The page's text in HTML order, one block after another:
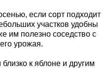
если сорт подходит
участков удобны
им полезно соседство с
урожая.
к яблоне и другим